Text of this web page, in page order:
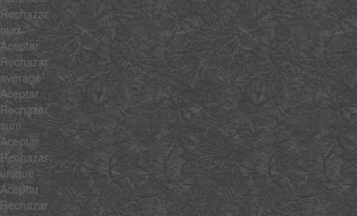
Rechazar
max
Aceptar
Rechazar
average
Aceptar
Rechazar
sum
Aceptar
Rechazar
unique
Aceptar
Rechazar